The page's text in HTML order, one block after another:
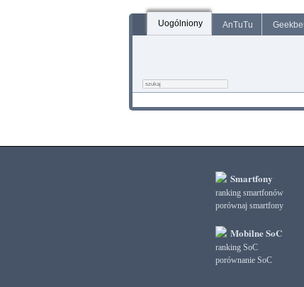
Uogólniony AnTuTu
Smartfony
ranking smartfonów
porównaj smartfony
Mobilne SoC
ranking SoC
porównanie SoC